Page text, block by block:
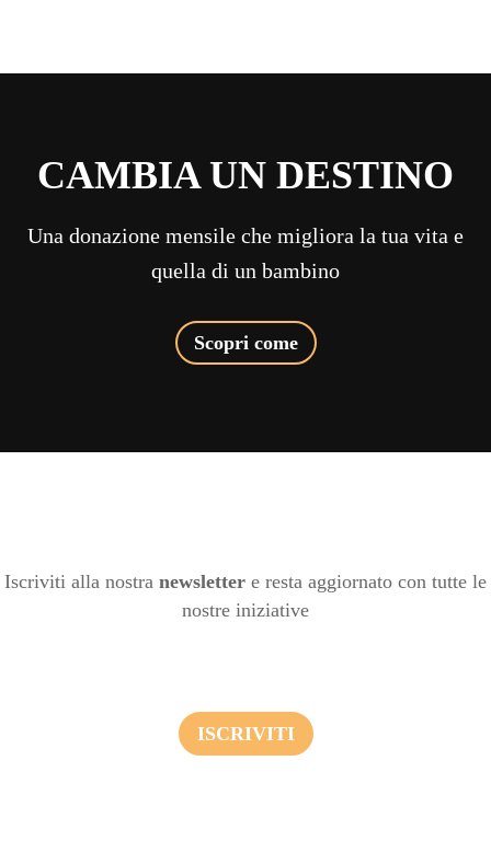
CAMBIA UN DESTINO
Una donazione mensile che migliora la tua vita e
quella di un bambino
Scopri come
Iscriviti alla nostra newsletter e resta aggiornato con tutte le
nostre iniziative
ISCRIVITI